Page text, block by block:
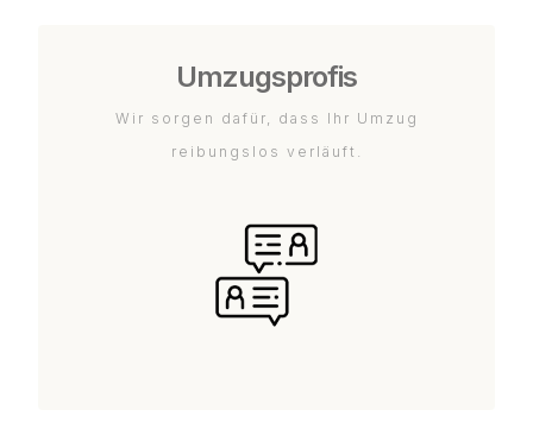
Umzugsprofis
Wir sorgen dafür, dass Ihr Umzug
reibungslos verläuft.